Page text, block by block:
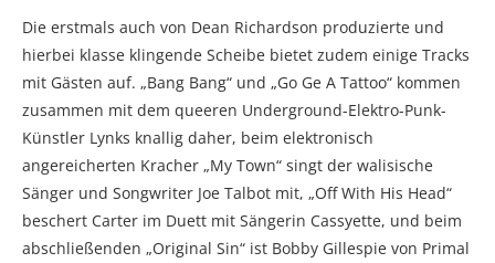
Die erstmals auch von Dean Richardson produzierte und
hierbei klasse klingende Scheibe bietet zudem einige Tracks
mit Gästen auf. „Bang Bang“ und „Go Ge A Tattoo“ kommen
zusammen mit dem queeren Underground-Elektro-Punk-
Künstler Lynks knallig daher, beim elektronisch
angereicherten Kracher „My Town“ singt der walisische
Sänger und Songwriter Joe Talbot mit, „Off With His Head“
beschert Carter im Duett mit Sängerin Cassyette, und beim
abschließenden „Original Sin“ ist Bobby Gillespie von Primal